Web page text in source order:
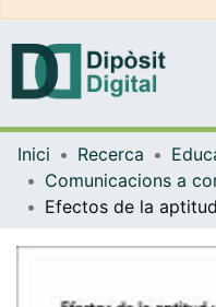
Inici Recerca